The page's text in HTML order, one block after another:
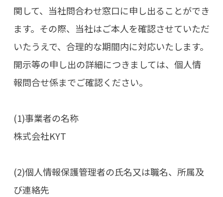
関して、当社問合わせ窓口に申し出ることができ
ます。その際、当社はご本人を確認させていただ
いたうえで、合理的な期間内に対応いたします。
開示等の申し出の詳細につきましては、個人情
報問合せ係までご確認ください。
(1)事業者の名称
株式会社KYT
(2)個人情報保護管理者の氏名又は職名、所属及
び連絡先